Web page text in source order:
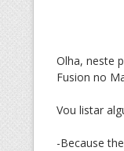
Olha, neste
Fusion no
Vou listar
-Because